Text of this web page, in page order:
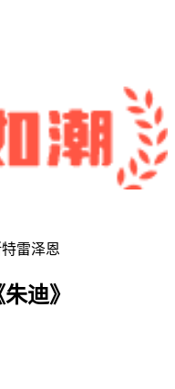
特雷泽恩
迪》